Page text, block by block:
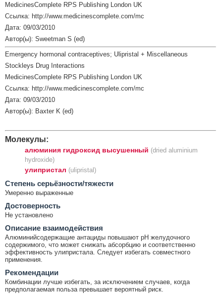
MedicinesComplete RPS Publishing London UK
Ссылка: http://www.medicinescomplete.com/mc
Дата: 09/03/2010
Автор(ы): Sweetman S (ed)
Emergency hormonal contraceptives; Ulipristal + Miscellaneous
Stockleys Drug Interactions
MedicinesComplete RPS Publishing London UK
Ссылка: http://www.medicinescomplete.com/mc
Дата: 09/03/2010
Автор(ы): Baxter K (ed)
Молекулы:
алюминия гидроксид высушенный (dried aluminium
hydroxide)
улипристал (ulipristal)
Cтепень серьёзности/тяжести
Умеренно выраженные
Достоверность
Не установлено
Описание взаимодействия
Алюминийсодержащие антациды повышают рН желудочного
содержимого, что может снижать абсорбцию и соответственно
эффективность улипристала. Следует избегать совместного
применения.
Рекомендации
Комбинации лучше избегать, за исключением случаев, когда
предполагаемая польза превышает вероятный риск.